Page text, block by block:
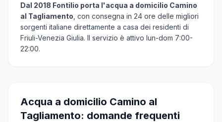
Dal 2018 Fontilio porta l'acqua a domicilio Camino
al Tagliamento , con consegna in 24 ore delle migliori
sorgenti italiane direttamente a casa dei residenti di
Friuli-Venezia Giulia. Il servizio è attivo lun-dom 7:00-
22:00.
Acqua a domicilio Camino al
Tagliamento: domande frequenti